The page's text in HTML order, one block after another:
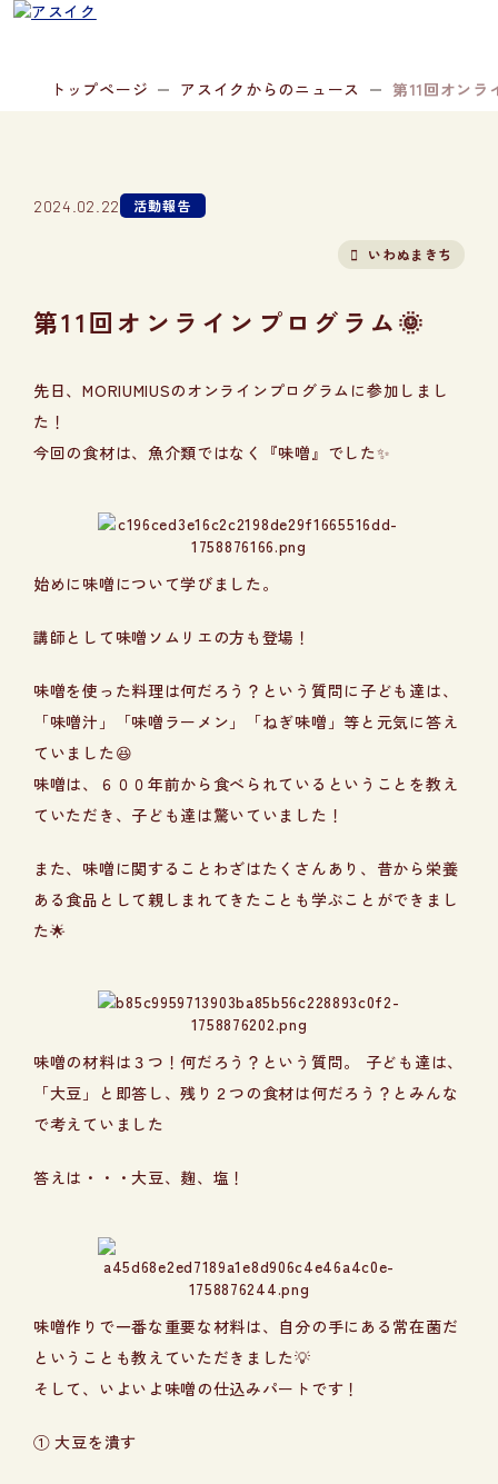
トップページ アスイクからのニュース 第11回オンラ
2024.02.22 活動報告
いわぬまきち
第11回オンラインプログラム🌞
先日、MORIUMIUSのオンラインプログラムに参加しまし
た！
今回の食材は、魚介類ではなく『味噌』でした✨
始めに味噌について学びました。
講師として味噌ソムリエの方も登場！
味噌を使った料理は何だろう？という質問に子ども達は、
「味噌汁」「味噌ラーメン」「ねぎ味噌」等と元気に答え
ていました😆
味噌は、６００年前から食べられているということを教え
ていただき、子ども達は驚いていました！
また、味噌に関することわざはたくさんあり、昔から栄養
ある食品として親しまれてきたことも学ぶことができまし
た🌟
味噌の材料は３つ！何だろう？という質問。 子ども達は、
「大豆」と即答し、残り２つの食材は何だろう？とみんな
で考えていました
答えは・・・大豆、麹、塩！
味噌作りで一番な重要な材料は、自分の手にある常在菌だ
ということも教えていただきました💡
そして、いよいよ味噌の仕込みパートです！
① 大豆を潰す